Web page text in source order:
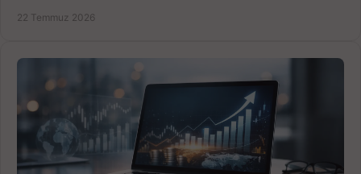
22 Temmuz 2026